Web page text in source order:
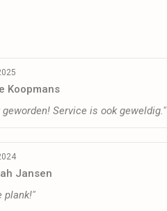
Koopmans
geworden! Service is ook geweldig."
Jansen
plank!"